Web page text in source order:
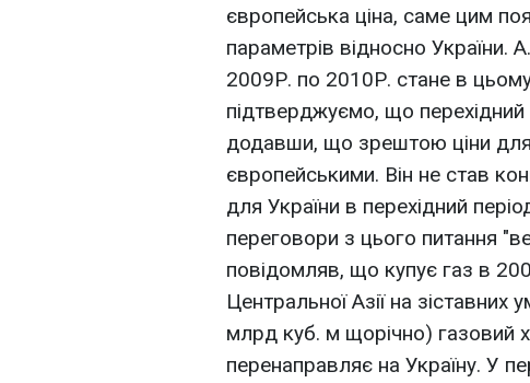
європейська ціна, саме цим
параметрів відносно України.
2009Р. по 2010Р. стане в
підтверджуємо, що перехідний
додавши, що зрештою ціни для
європейськими. Він не став
для України в перехідний
переговори з цього питання
повідомляв, що купує газ в
Центральної Азії на
млрд куб. м щорічно) газовий
перенаправляє на Україну. У